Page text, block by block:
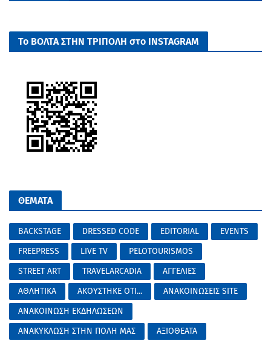
Το ΒΟΛΤΑ ΣΤΗΝ ΤΡΙΠΟΛΗ στο INSTAGRAM
ΘΕΜΑΤΑ
BACKSTAGE DRESSED CODE EDITORIAL
EVENTS
FREEPRESS
LIVE TV
PELOTOURISMOS
STREET ART
TRAVELARCADIA
ΑΓΓΕΛΙΕΣ
ΑΘΛΗΤΙΚΑ
ΑΚΟΥΣΤΗΚΕ ΟΤΙ...
ΑΝΑΚΟΙΝΩΣΕΙΣ SITE
ΑΝΑΚΟΙΝΩΣΗ ΕΚΔΗΛΩΣΕΩΝ
ΑΝΑΚΥΚΛΩΣΗ ΣΤΗΝ ΠΟΛΗ ΜΑΣ
ΑΞΙΟΘΕΑΤΑ